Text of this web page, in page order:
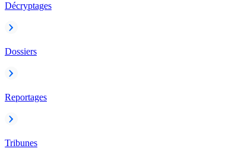
Décryptages
Dossiers
Reportages
Tribunes